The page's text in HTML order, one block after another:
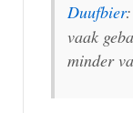
Duufbier
vaak
minder